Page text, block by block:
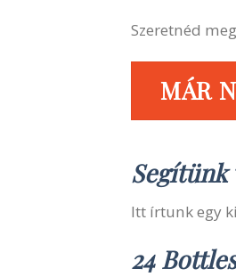
Szeretnéd
MÁR
Segítünk
Itt írtunk egy
24